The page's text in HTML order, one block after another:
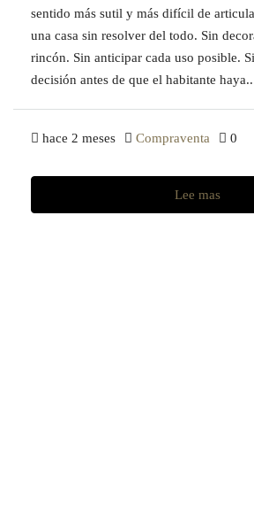
sentido más sutil y más difícil de
una casa sin resolver del todo. Sin
rincón. Sin anticipar cada uso posible.
decisión antes de que el habitante
hace 2 meses Compraventa 0
Lee mas